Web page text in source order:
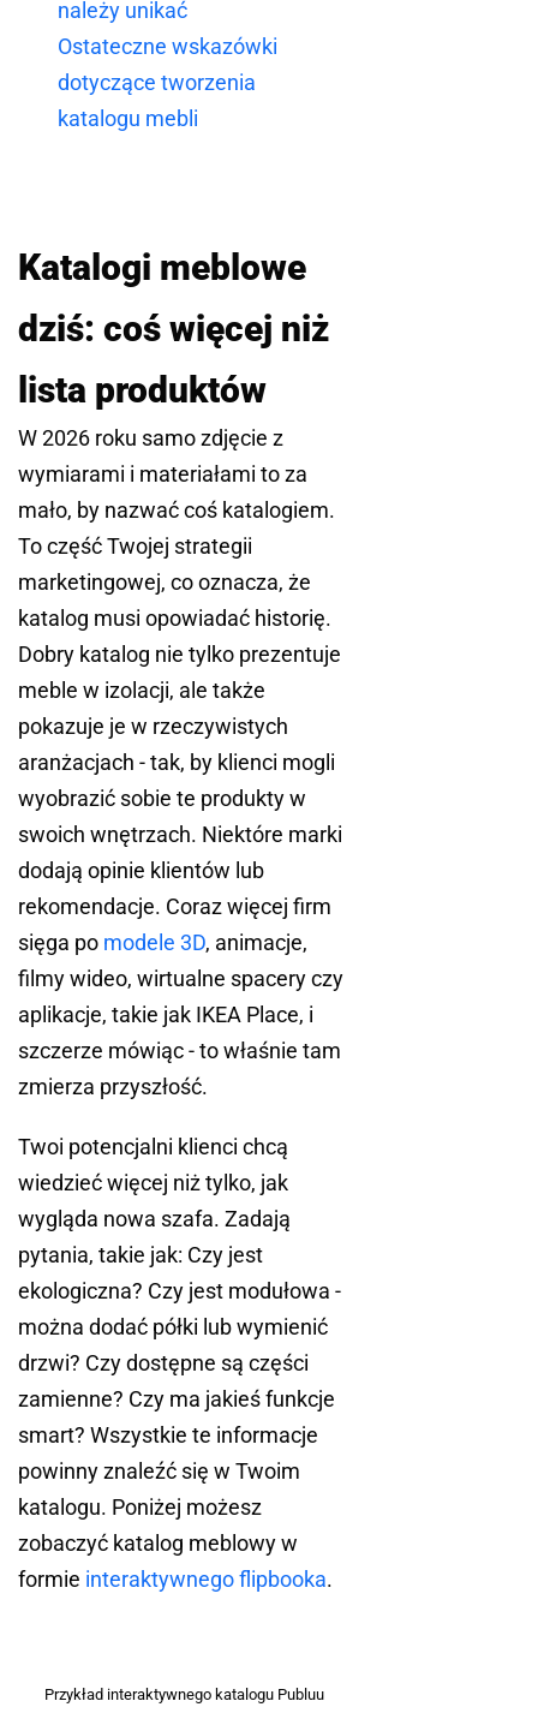
należy unikać
Ostateczne wskazówki
dotyczące tworzenia
katalogu mebli
Katalogi meblowe
dziś: coś więcej niż
lista produktów
W 2026 roku samo zdjęcie z
wymiarami i materiałami to za
mało, by nazwać coś katalogiem.
To część Twojej strategii
marketingowej, co oznacza, że
katalog musi opowiadać historię.
Dobry katalog nie tylko prezentuje
meble w izolacji, ale także
pokazuje je w rzeczywistych
aranżacjach - tak, by klienci mogli
wyobrazić sobie te produkty w
swoich wnętrzach. Niektóre marki
dodają opinie klientów lub
rekomendacje. Coraz więcej firm
sięga po modele 3D, animacje,
filmy wideo, wirtualne spacery czy
aplikacje, takie jak IKEA Place, i
szczerze mówiąc - to właśnie tam
zmierza przyszłość.
Twoi potencjalni klienci chcą
wiedzieć więcej niż tylko, jak
wygląda nowa szafa. Zadają
pytania, takie jak: Czy jest
ekologiczna? Czy jest modułowa -
można dodać półki lub wymienić
drzwi? Czy dostępne są części
zamienne? Czy ma jakieś funkcje
smart? Wszystkie te informacje
powinny znaleźć się w Twoim
katalogu. Poniżej możesz
zobaczyć katalog meblowy w
formie interaktywnego flipbooka.
Przykład interaktywnego katalogu Publuu